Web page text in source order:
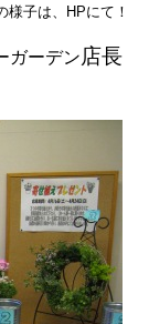
様子は、HPにて！
ガーデン店長